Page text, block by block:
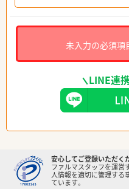
未入力の必須項
LINE連
安心してご登録いただく
ファルマスタッフを運営
人情報を適切に管理する
ています。